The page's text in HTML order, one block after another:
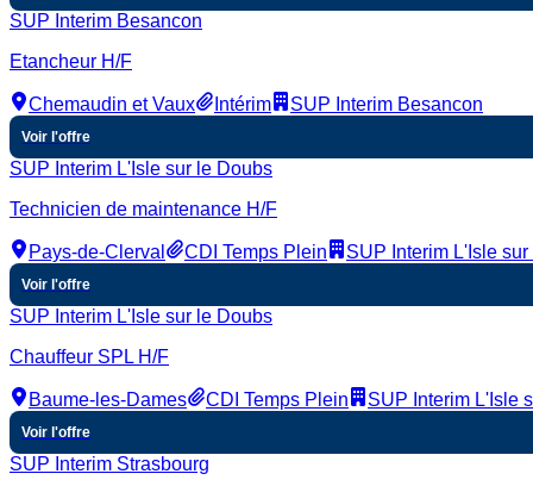
SUP Interim Besancon
Etancheur H/F
Chemaudin et Vaux Intérim SUP Interim Besancon
Voir l'offre
SUP Interim L'Isle sur le Doubs
Technicien de maintenance H/F
Pays-de-Clerval CDI Temps Plein SUP Interim L'Isle
Voir l'offre
SUP Interim L'Isle sur le Doubs
Chauffeur SPL H/F
Baume-les-Dames CDI Temps Plein SUP Interim L'Isle
Voir l'offre
SUP Interim Strasbourg